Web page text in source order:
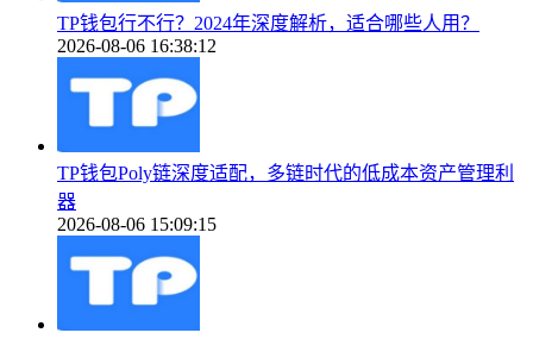
TP钱包行不行？2024年深度解析，适合哪些人用？
2026-08-06 16:38:12
TP钱包Poly链深度适配，多链时代的低成本资产管理利
器
2026-08-06 15:09:15